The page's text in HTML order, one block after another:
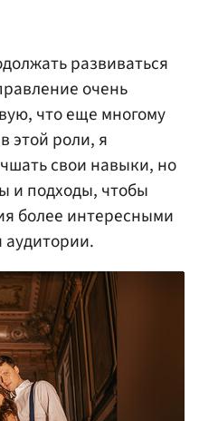
развиваться
очень
что еще многому
этой роли, я
свои навыки, но
и подходы, чтобы
более интересными